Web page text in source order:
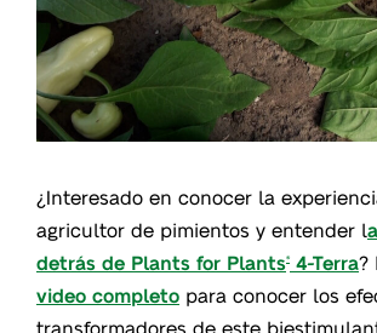
¿Interesado en conocer la
agricultor de pimientos y entender l
detrás de Plants for Plants® 4-Terra?
video completo para conocer los
transformadores de este